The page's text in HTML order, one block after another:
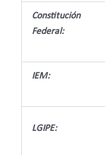
Constitución
Federal:
IEM:
LGIPE: